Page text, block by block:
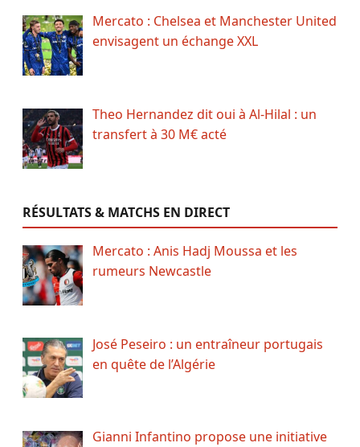
Mercato : Chelsea et Manchester United
envisagent un échange XXL
Theo Hernandez dit oui à Al-Hilal : un
transfert à 30 M€ acté
RÉSULTATS & MATCHS EN DIRECT
Mercato : Anis Hadj Moussa et les
rumeurs Newcastle
José Peseiro : un entraîneur portugais
en quête de l’Algérie
Gianni Infantino propose une initiative